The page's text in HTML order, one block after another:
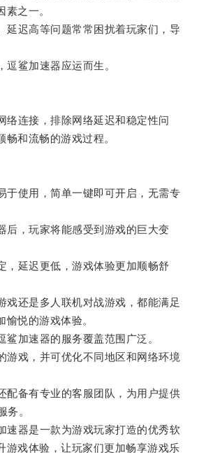
之一。
迟高等问题常常困扰着玩家们，导
鲨加速器应运而生。
连接，排除网络延迟和稳定性问
畅和流畅的游戏过程。
使用，简单一键即可开启，无需专
，玩家将能感受到游戏的巨大变
延迟更低，游戏体验更加顺畅舒
还是多人联机对战游戏，都能满足
悦的游戏体验。
加速器的服务覆盖范围广泛。
戏，并可优化不同地区和网络环境
备有专业的客服团队，为用户提供
务。
器是一款为游戏玩家打造的优秀软
游戏体验，让玩家们更加畅享游戏乐